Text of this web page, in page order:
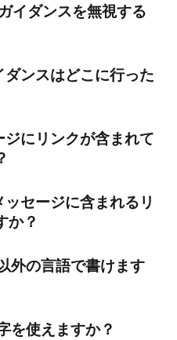
イダンスを無視する
ンスはどこに行った
にリンクが含まれて
セージに含まれるリ
か？
外の言語で書けます
を使えますか？